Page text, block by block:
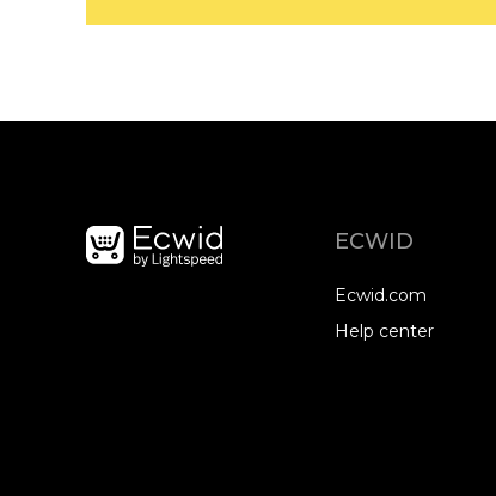
ECWID
Ecwid.com
Help center